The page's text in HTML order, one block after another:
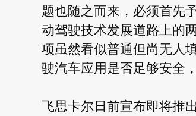
题也随之而来，必须首先
动驾驶技术发展道路上的
项虽然看似普通但尚无人
驶汽车应用是否足够安全
飞思卡尔日前宣布即将推